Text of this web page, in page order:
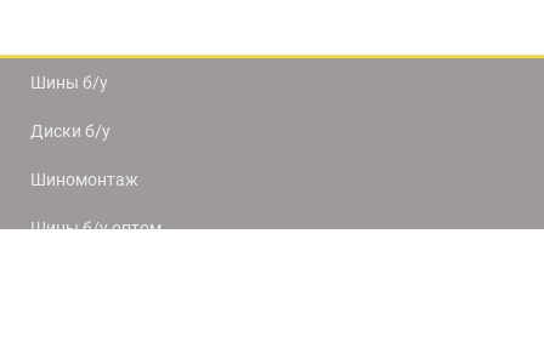
Шины б/у
Диски б/у
Шиномонтаж
Шины б/у оптом